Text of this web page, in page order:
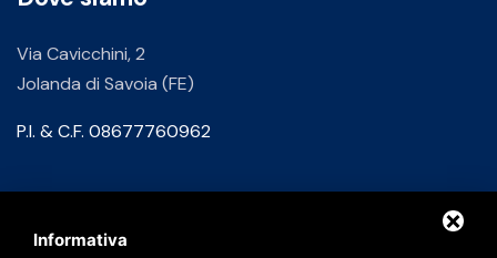
Via Cavicchini, 2
Jolanda di Savoia (FE)
P.I. & C.F. 08677760962
Informativa